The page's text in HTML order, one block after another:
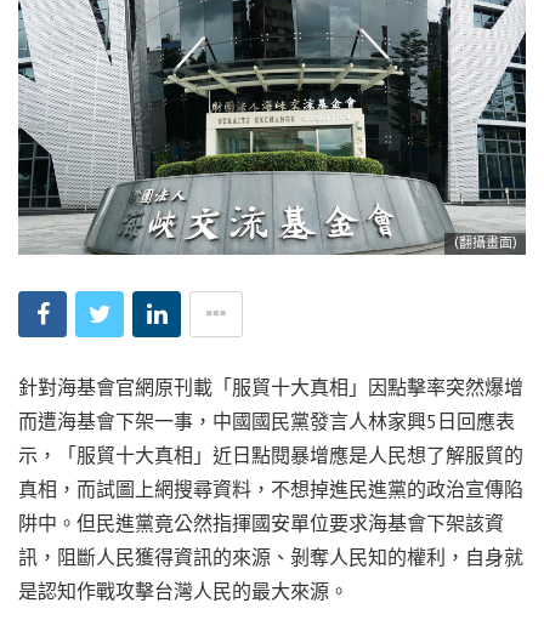
(翻攝畫面)
針對海基會官網原刊載「服貿十大真相」因點擊率突然爆增
而遭海基會下架一事，中國國民黨發言人林家興5日回應表
示，「服貿十大真相」近日點閱暴增應是人民想了解服貿的
真相，而試圖上網搜尋資料，不想掉進民進黨的政治宣傳陷
阱中。但民進黨竟公然指揮國安單位要求海基會下架該資
訊，阻斷人民獲得資訊的來源、剝奪人民知的權利，自身就
是認知作戰攻擊台灣人民的最大來源。